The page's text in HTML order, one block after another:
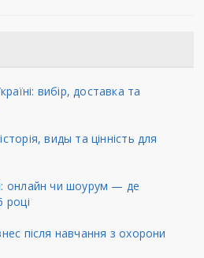
вибір, доставка та
виды та цінність для
онлайн чи шоурум — де
році
після навчання з охорони